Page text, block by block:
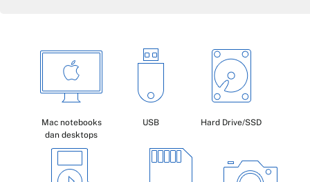
Mac notebooks
dan desktops
USB Hard Drive/SSD